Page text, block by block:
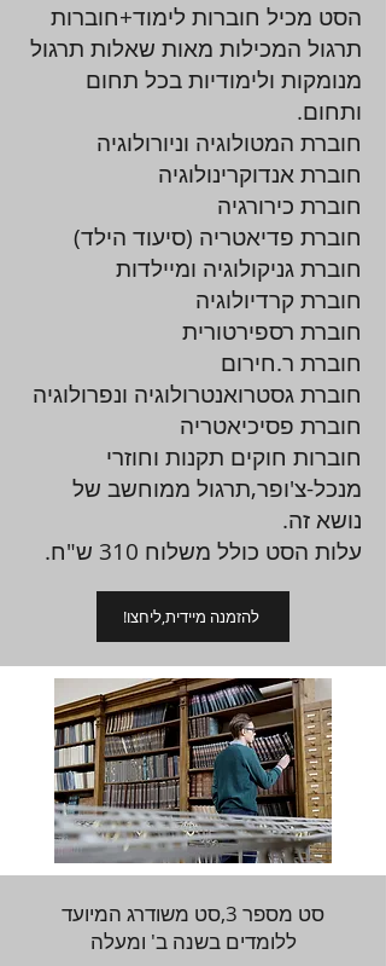
הסט מכיל חוברות לימוד+חוברות
תרגול המכילות מאות שאלות תרגול
מנומקות ולימודיות בכל תחום
ותחום.
חוברת המטולוגיה וניורולוגיה
חוברת אנדוקרינולוגיה
חוברת כירורגיה
חוברת פדיאטריה (סיעוד הילד)
חוברת גניקולוגיה ומיילדות
חוברת קרדיולוגיה
חוברת רספירטורית
חוברת ר.חירום
חוברת גסטרואנטרולוגיה ונפרולוגיה
חוברת פסיכיאטריה
חוברות חוקים תקנות וחוזרי
מנכל-צ'ופר,תרגול ממוחשב של
נושא זה.
עלות הסט כולל משלוח 310 ש"ח.
!להזמנה מיידית,ליחצו
סט מספר 3,סט משודרג המיועד
ללומדים בשנה ב' ומעלה